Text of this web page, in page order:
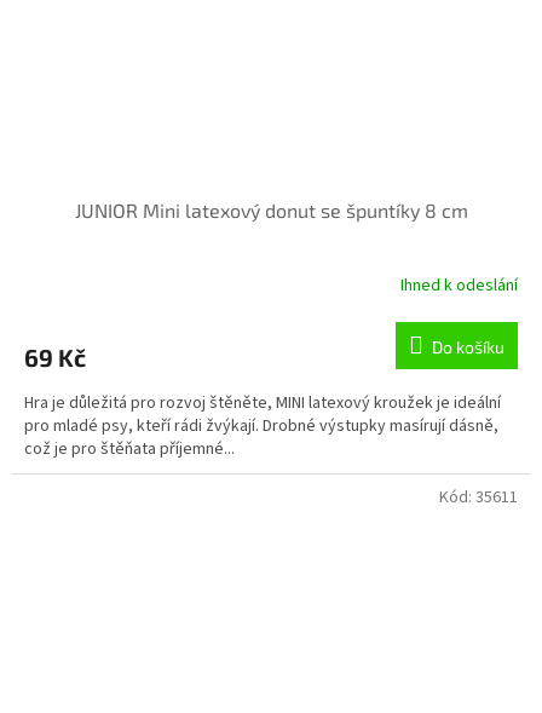
JUNIOR Mini latexový donut se špuntíky 8 cm
Ihned k odeslání
69 Kč Do košíku
Hra je důležitá pro rozvoj štěněte, MINI latexový kroužek je ideální
pro mladé psy, kteří rádi žvýkají. Drobné výstupky masírují dásně,
což je pro štěňata příjemné...
Kód: 35611